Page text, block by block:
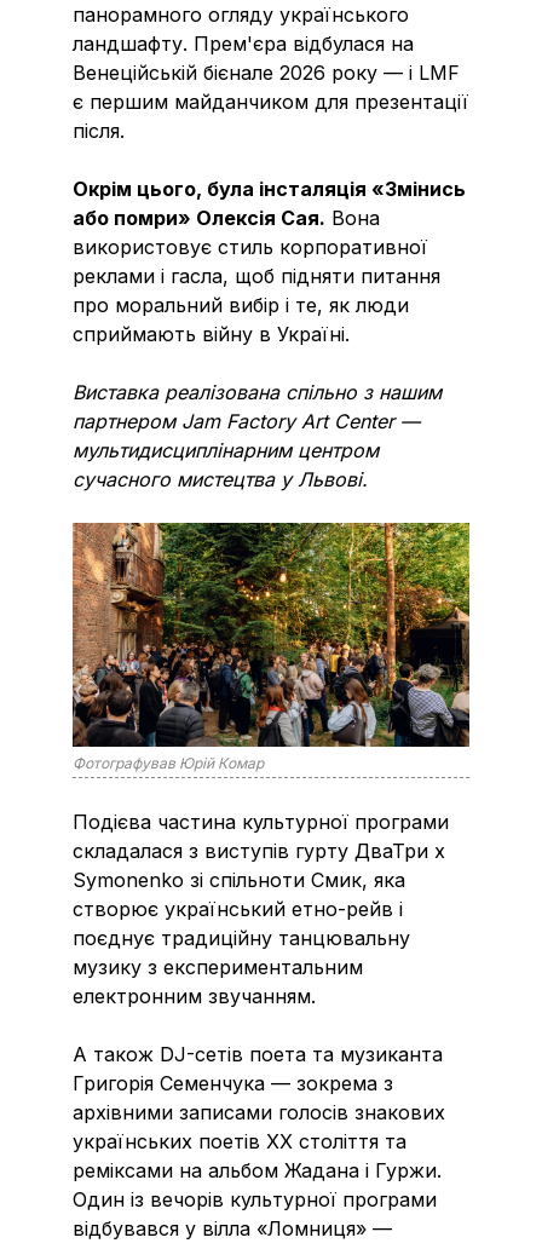
панорамного огляду українського
ландшафту. Прем'єра відбулася на
Венеційській бієнале 2026 року — і LMF
є першим майданчиком для презентації
після.
Окрім цього, була інсталяція «Змінись
або помри» Олексія Сая. Вона
використовує стиль корпоративної
реклами і гасла, щоб підняти питання
про моральний вибір і те, як люди
сприймають війну в Україні.
Виставка реалізована спільно з нашим
партнером Jam Factory Art Center —
мультидисциплінарним центром
сучасного мистецтва у Львові.
Фотографував Юрій Комар
Подієва частина культурної програми
складалася з виступів гурту ДваТри х
Symonenko зі спільноти Смик, яка
створює український етно-рейв і
поєднує традиційну танцювальну
музику з експериментальним
електронним звучанням.
А також DJ-сетів поета та музиканта
Григорія Семенчука — зокрема з
архівними записами голосів знакових
українських поетів ХХ століття та
реміксами на альбом Жадана і Гуржи.
Один із вечорів культурної програми
відбувався у вілла «Ломниця» —